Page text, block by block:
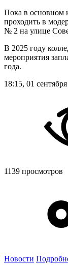
Пока в основном
проходить в
№ 2 на улице
В 2025 году
мероприятия
года.
18:15, 01
1139 просмотров
Новости